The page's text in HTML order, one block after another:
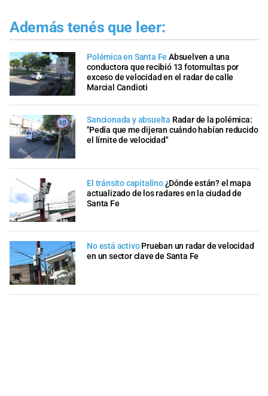
Además tenés que leer:
Polémica en Santa Fe Absuelven a una
conductora que recibió 13 fotomultas por
exceso de velocidad en el radar de calle
Marcial Candioti
Sancionada y absuelta Radar de la polémica:
"Pedía que me dijeran cuándo habían reducido
el límite de velocidad"
El tránsito capitalino¿Dónde están? el mapa
actualizado de los radares en la ciudad de
Santa Fe
No está activo Prueban un radar de velocidad
en un sector clave de Santa Fe